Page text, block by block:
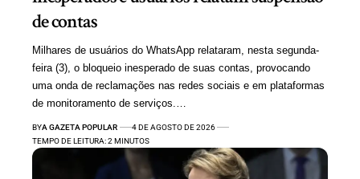
de contas
Milhares de usuários do WhatsApp relataram, nesta segunda-
feira (3), o bloqueio inesperado de suas contas, provocando
uma onda de reclamações nas redes sociais e em plataformas
de monitoramento de serviços.…
BYA GAZETA POPULAR
4 DE AGOSTO DE 2026
TEMPO DE LEITURA: 2 MINUTOS